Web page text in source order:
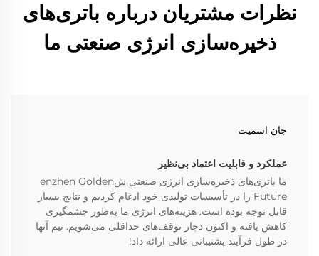
نظرات مشتریان درباره باتری‌های
ذخیره‌سازی انرژی صنعتی ما
جان اسمیت
عملکرد و قابلیت اعتماد بی‌نظیر
ما باتری‌های ذخیره‌سازی انرژی صنعتی شenzhen Golden
Future را در تأسیسات تولیدی خود ادغام کردیم و نتایج بسیار
قابل توجه بوده است. هزینه‌های انرژی ما به‌طور چشمگیری
کاهش یافته و اکنون دچار توقف‌های حداقلی می‌شویم. تیم آنها
در طول فرآیند پشتیبانی عالی ارائه داد!